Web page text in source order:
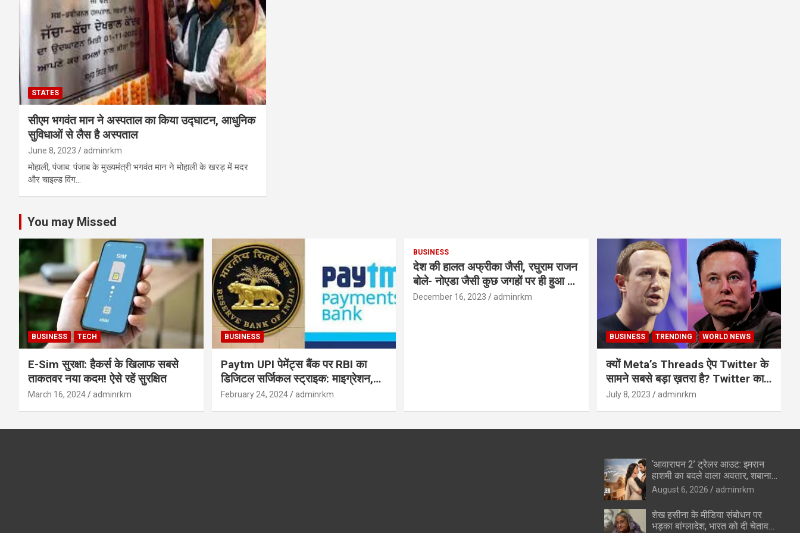
STATES
सीएम भगवंत मान ने अस्पताल का किया उद्घाटन, आधुनिक
सुविधाओं से लैस है अस्पताल
June 8, 2023 adminrkm
मोहाली, पंजाब: पंजाब के मुख्यमंत्री भगवंत मान ने मोहाली के खरड़ में मदर
और चाइल्ड विंग…
You may Missed
BUSINESS TECH
E-Sim सुरक्षा: हैकर्स के खिलाफ सबसे
ताकतवर नया कदम! ऐसे रहें सुरक्षित
March 16, 2024 adminrkm
BUSINESS
Paytm UPI पेमेंट्स बैंक पर RBI का
डिजिटल सर्जिकल स्ट्राइक: माइग्रेशन,
सुरक्षा और उपयोगकर्ताओं के लिए सलाह!
February 24, 2024 adminrkm
BUSINESS
देश की हालत अफ्रीका जैसी, रघुराम राजन
बोले- नोएडा जैसी कुछ जगहों पर ही हुआ है
विकास : रघुराम राजन
December 16, 2023 adminrkm
BUSINESS TRENDING WORLD NEWS
क्यों Meta’s Threads ऐप Twitter के
सामने सबसे बड़ा ख़तरा है? Twitter का
अंत?
July 8, 2023 adminrkm
‘आवारापन 2’ ट्रेलर आउट: इमरान
हाशमी का बदले वाला अवतार, शबाना
आजमी के विलेन रोल ने उड़ाए होश
August 6, 2026 adminrkm
शेख हसीना के मीडिया संबोधन पर
भड़का बांग्लादेश, भारत को दी चेतावनी